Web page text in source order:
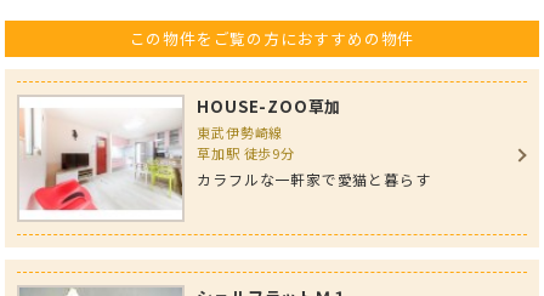
この物件をご覧の方におすすめの物件
HOUSE-ZOO草加
東武伊勢崎線
草加駅 徒歩9分
カラフルな一軒家で愛猫と暮らす